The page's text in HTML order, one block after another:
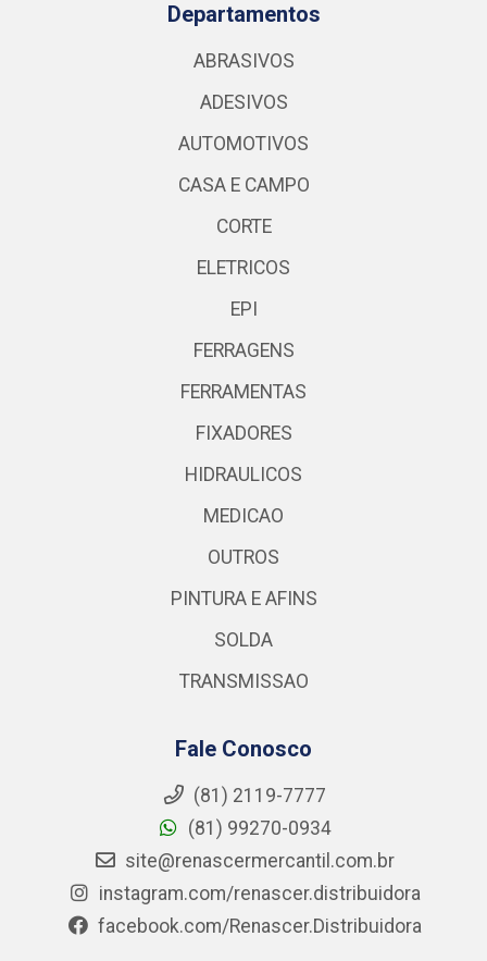
Departamentos
ABRASIVOS
ADESIVOS
AUTOMOTIVOS
CASA E CAMPO
CORTE
ELETRICOS
EPI
FERRAGENS
FERRAMENTAS
FIXADORES
HIDRAULICOS
MEDICAO
OUTROS
PINTURA E AFINS
SOLDA
TRANSMISSAO
Fale Conosco
(81) 2119-7777
(81) 99270-0934
site@renascermercantil.com.br
instagram.com/renascer.distribuidora
facebook.com/Renascer.Distribuidora